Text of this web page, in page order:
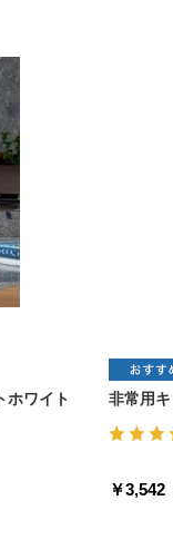
ホワイト 非常用キ
￥3,542